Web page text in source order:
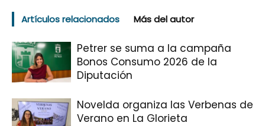
Artículos relacionados Más del autor
Petrer se suma a la campaña
Bonos Consumo 2026 de la
Diputación
Novelda organiza las Verbenas de
Verano en La Glorieta